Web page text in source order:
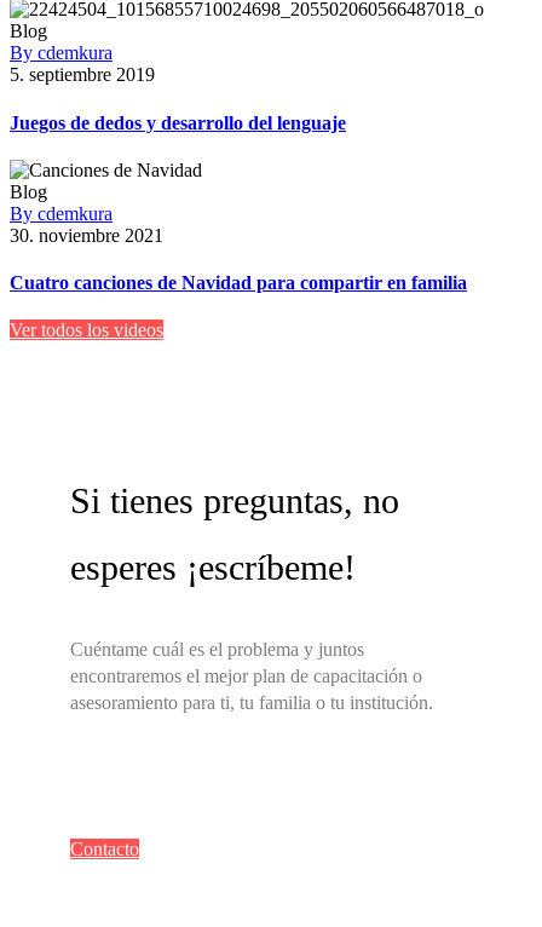
Blog
By cdemkura
5. septiembre 2019
Juegos de dedos y desarrollo del lenguaje
Blog
By cdemkura
30. noviembre 2021
Cuatro canciones de Navidad para compartir en familia
Ver todos los videos
Si tienes preguntas, no
esperes ¡escríbeme!
Cuéntame cuál es el problema y juntos
encontraremos el mejor plan de capacitación o
asesoramiento para ti, tu familia o tu institución.
Contacto